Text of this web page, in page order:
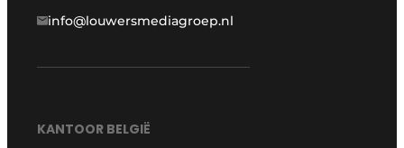
info@louwersmediagroep.nl
KANTOOR BELGIË